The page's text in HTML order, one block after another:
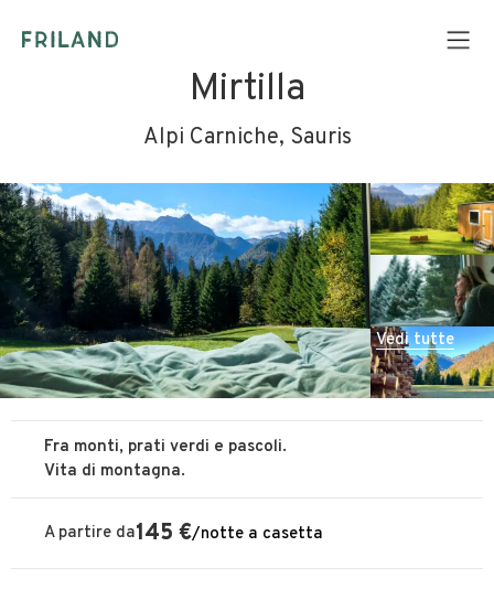
Mirtilla
Alpi Carniche, Sauris
Vedi tutte
Fra monti, prati verdi e pascoli.
Vita di montagna.
A partire da145 €/notte a casetta